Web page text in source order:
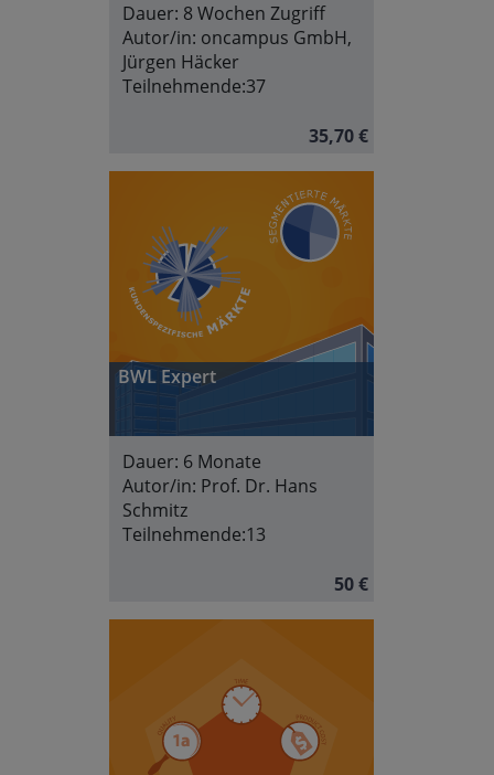
Dauer: 8 Wochen Zugriff
Autor/in: oncampus GmbH,
Jürgen Häcker
Teilnehmende:37
35,70 €
BWL Expert
Dauer: 6 Monate
Autor/in: Prof. Dr. Hans
Schmitz
Teilnehmende:13
50 €